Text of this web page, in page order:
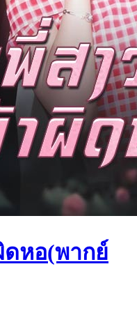
ดหอ(พากย์